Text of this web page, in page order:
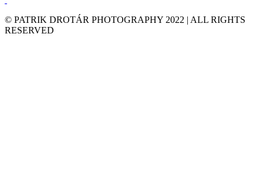
© PATRIK DROTÁR PHOTOGRAPHY 2022 | ALL RIGHTS
RESERVED